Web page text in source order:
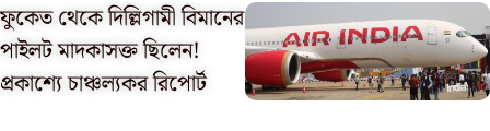
ফুকেত থেকে দিল্লিগামী বিমানের
পাইলট মাদকাসক্ত ছিলেন!
প্রকাশ্যে চাঞ্চল্যকর রিপোর্ট